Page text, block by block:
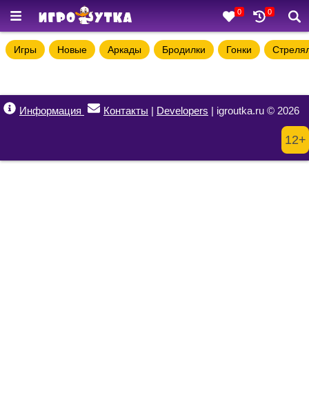
0 0
Игры Новые Аркады Бродилки Гонки
Информация Контакты | Developers | igroutka.ru © 2026
12+